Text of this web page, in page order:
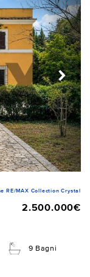
RE/MAX Collection Crystal
2.500.000€
9 Bagni